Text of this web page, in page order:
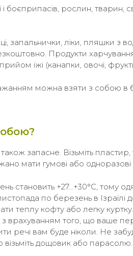
боєприпасів, рослин, тварин,
запальнички, ліки, пляшки з
Продукти
їжі (канапки, овочі,
можна взяти з собою в
запасне. Візьміть пластир,
мати гумові або одноразові
становить +27…+30°С, тому
по березень в Ізраїлі
теплу кофту або легку
з врахуванням того, що ваше
речі вам буде ніколи. Не
візьміть дощовик або